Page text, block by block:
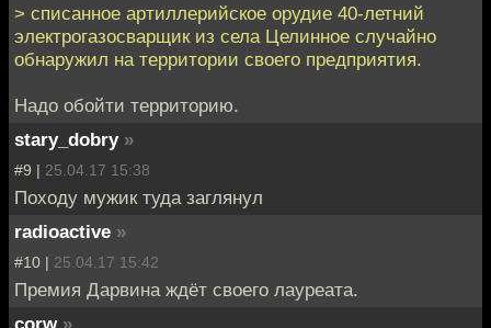
> списанное артиллерийское орудие 40-летний
электрогазосварщик из села Целинное случайно
обнаружил на территории своего предприятия.
Надо обойти территорию.
stary_dobry »
#9 | 25.04.17 15:38
Походу мужик туда заглянул
radioactive »
#10 | 25.04.17 15:42
Премия Дарвина ждёт своего лауреата.
corw »